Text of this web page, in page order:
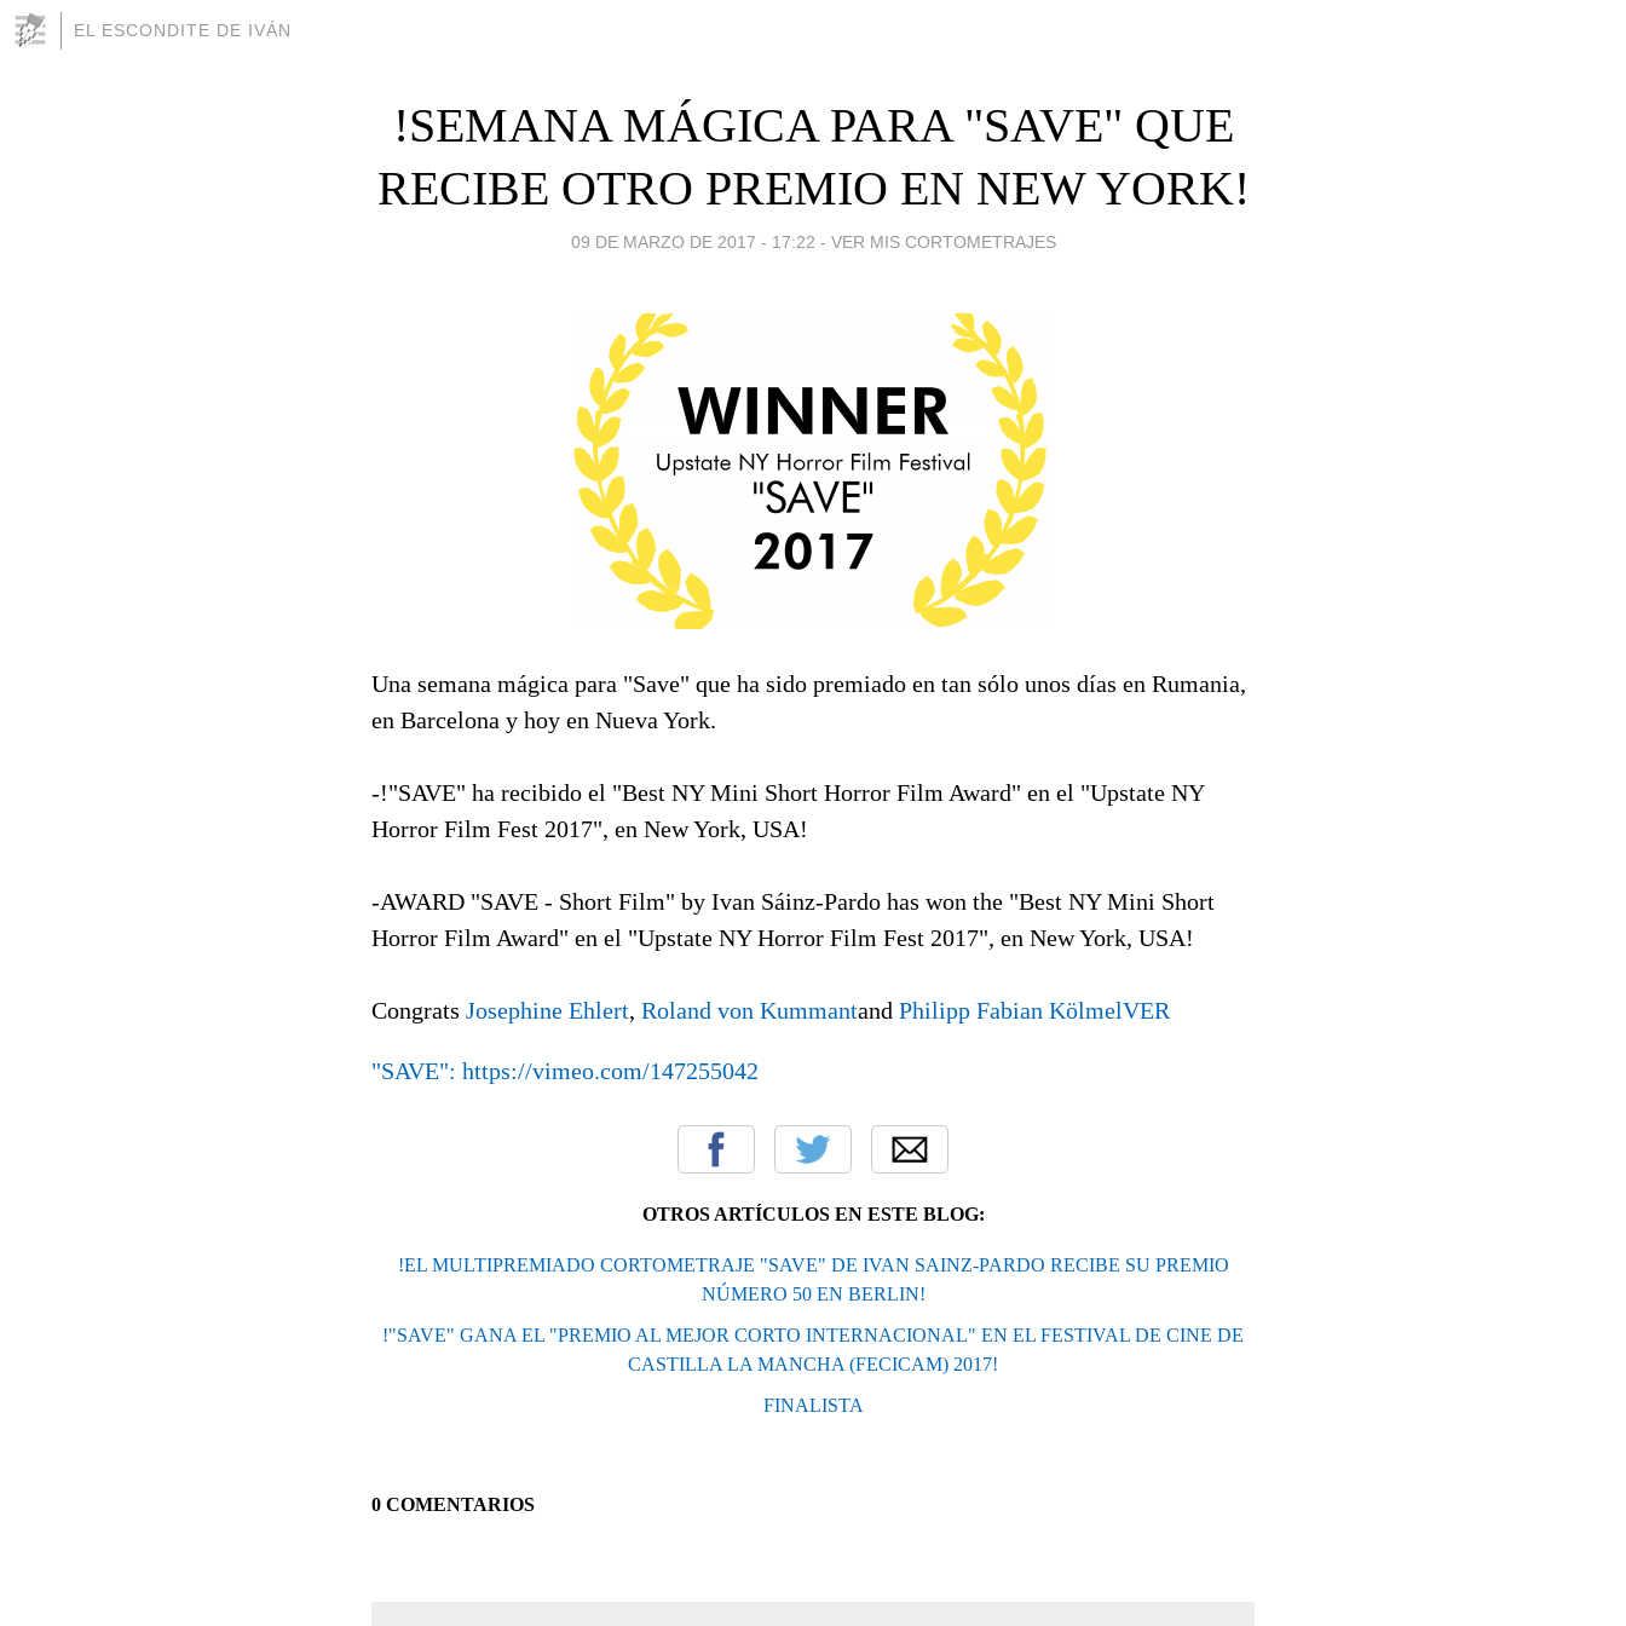
EL ESCONDITE DE IVÁN
!SEMANA MÁGICA PARA "SAVE" QUE
RECIBE OTRO PREMIO EN NEW YORK!
09 DE MARZO DE 2017 - 17:22 - VER MIS CORTOMETRAJES
Una semana mágica para "Save" que ha sido premiado en tan sólo unos días en Rumania,
en Barcelona y hoy en Nueva York.
-!"SAVE" ha recibido el "Best NY Mini Short Horror Film Award" en el "Upstate NY
Horror Film Fest 2017", en New York, USA!
-AWARD "SAVE - Short Film" by Ivan Sáinz-Pardo has won the "Best NY Mini Short
Horror Film Award" en el "Upstate NY Horror Film Fest 2017", en New York, USA!
Congrats Josephine Ehlert, Roland von Kummantand Philipp Fabian KölmelVER
"SAVE": https://vimeo.com/147255042
OTROS ARTÍCULOS EN ESTE BLOG:
!EL MULTIPREMIADO CORTOMETRAJE "SAVE" DE IVAN SAINZ-PARDO RECIBE SU PREMIO
NÚMERO 50 EN BERLIN!
!"SAVE" GANA EL "PREMIO AL MEJOR CORTO INTERNACIONAL" EN EL FESTIVAL DE CINE DE
CASTILLA LA MANCHA (FECICAM) 2017!
FINALISTA
0 COMENTARIOS